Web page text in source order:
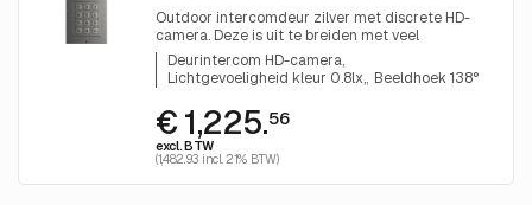
Outdoor intercomdeur zilver met discrete HD-
camera. Deze is uit te breiden met veel
verschillende modules, zoals een keypadmodule
en infopaneel
Deurintercom HD-camera
Lichtgevoeligheid kleur 0.8lx, Beeldhoek 138°
€ 1,225.56
excl. BTW
(1,482.93 incl. 21% BTW)